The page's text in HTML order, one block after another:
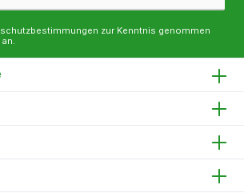
zur Kenntnis genommen